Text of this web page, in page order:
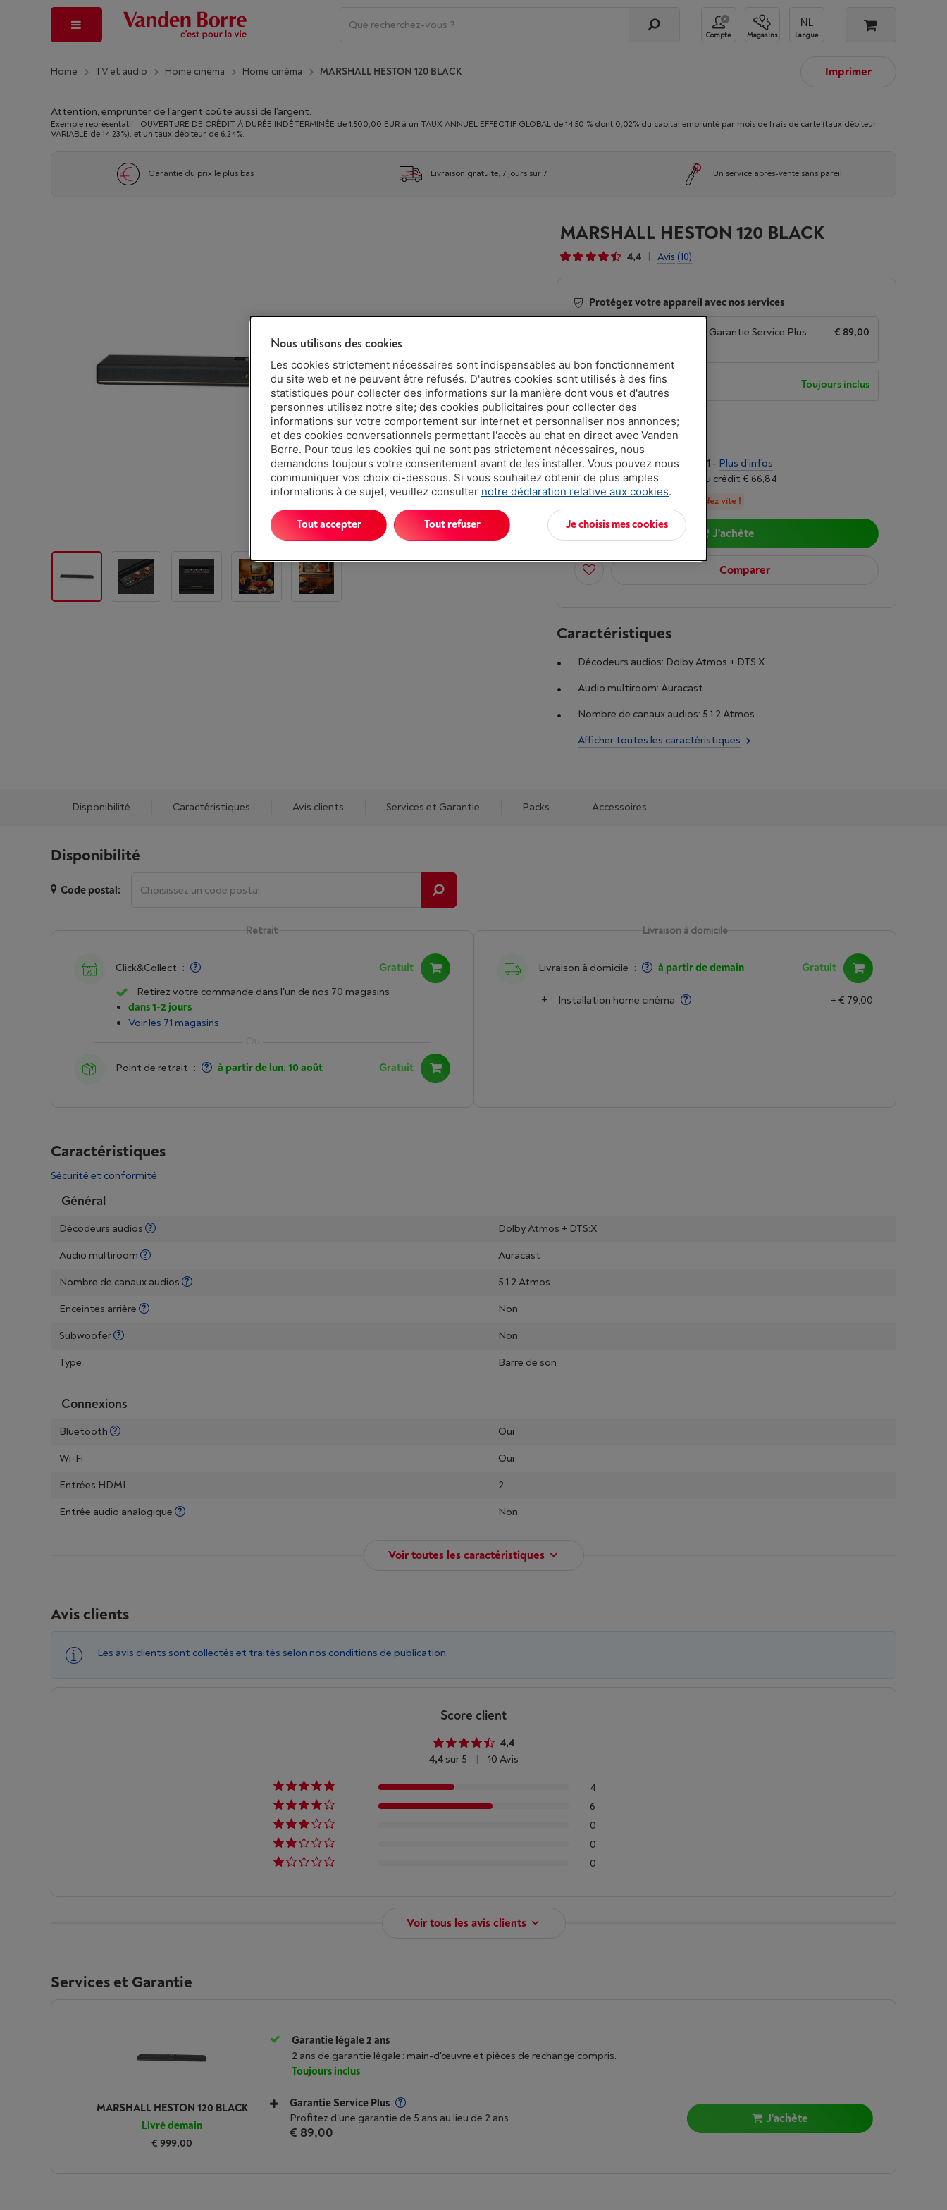
Compte Magasins Langue
Home TV et audio Home cinéma Home cinéma MARSHALL HESTON 120 BLACK Imprimer
Attention, emprunter de l’argent coûte aussi de l’argent.
Exemple représentatif : OUVERTURE DE CRÉDIT À DURÉE INDÉTERMINÉE de 1.500,00 EUR à un TAUX ANNUEL EFFECTIF GLOBAL de 14,50 % dont 0,02% du capital emprunté par mois de frais de carte (taux débiteur
VARIABLE de 14,23%), et un taux débiteur de 6,24%.
Garantie du prix le plus bas Livraison gratuite, 7 jours sur 7 Un service après-vente sans pareil
MARSHALL HESTON 120 BLACK
4,4 | Avis (10)
Protégez votre appareil avec nos services
de garantie avec Garantie Service Plus € 89,00
2 ans de garantie Toujours inclus
Livré demain-Voir le stock
€ 999,00
Ou 24 mensualités de € 44,41 - Plus d'infos
Taux débiteur 6,24%, Coût du crédit € 66,84
Moins de 5 en stock, commandez vite !
J'achète
Comparer
Caractéristiques
Décodeurs audios: Dolby Atmos + DTS:X
Audio multiroom: Auracast
Nombre de canaux audios: 5.1.2 Atmos
Afficher toutes les caractéristiques
Disponibilité Caractéristiques Avis clients Services et Garantie Packs Accessoires
Disponibilité
Code postal:
Livraison à domicile
Livraison à domicile : à partir de demain Gratuit
Installation home cinéma + € 79,00
Retrait
Click&Collect :
Gratuit
Retirez votre commande dans l'un de nos 70 magasins
dans 1-2 jours
Voir les 71 magasins
Point de retrait : à partir de lun. 10 août Gratuit
Caractéristiques
Sécurité et conformité
Général
Décodeurs audios
Dolby Atmos + DTS:X
Audio multiroom
Auracast
Nombre de canaux audios
5.1.2 Atmos
Enceintes arrière
Non
Subwoofer
Non
Type
Barre de son
Connexions
Bluetooth
Oui
Wi-Fi
Oui
Entrées HDMI
2
Entrée audio analogique
Non
Voir toutes les caractéristiques
Avis clients
Les avis clients sont collectés et traités selon nos conditions de publication.
Score client
4,4
4,4sur 5 | 10 Avis
4
6
0
0
0
Voir tous les avis clients
Services et Garantie
MARSHALL HESTON 120 BLACK
Livré demain
€ 999,00
Garantie légale 2 ans
2 ans de garantie légale : main-d'œuvre et pièces de rechange compris.
Toujours inclus
Garantie Service Plus
Profitez d'une garantie de 5 ans au lieu de 2 ans
€ 89,00
J'achète
Nous utilisons des cookies
Les cookies strictement nécessaires sont indispensables au bon fonctionnement
du site web et ne peuvent être refusés. D'autres cookies sont utilisés à des fins
statistiques pour collecter des informations sur la manière dont vous et d'autres
personnes utilisez notre site; des cookies publicitaires pour collecter des
informations sur votre comportement sur internet et personnaliser nos annonces;
et des cookies conversationnels permettant l'accès au chat en direct avec Vanden
Borre. Pour tous les cookies qui ne sont pas strictement nécessaires, nous
demandons toujours votre consentement avant de les installer. Vous pouvez nous
communiquer vos choix ci-dessous. Si vous souhaitez obtenir de plus amples
informations à ce sujet, veuillez consulter notre déclaration relative aux cookies.
Je choisis mes cookies
Tout refuser
Tout accepter